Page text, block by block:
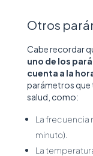
Otros
Cabe recordar
uno de los
cuenta a la
parámetros que
salud, como:
La frecuencia
minuto).
La